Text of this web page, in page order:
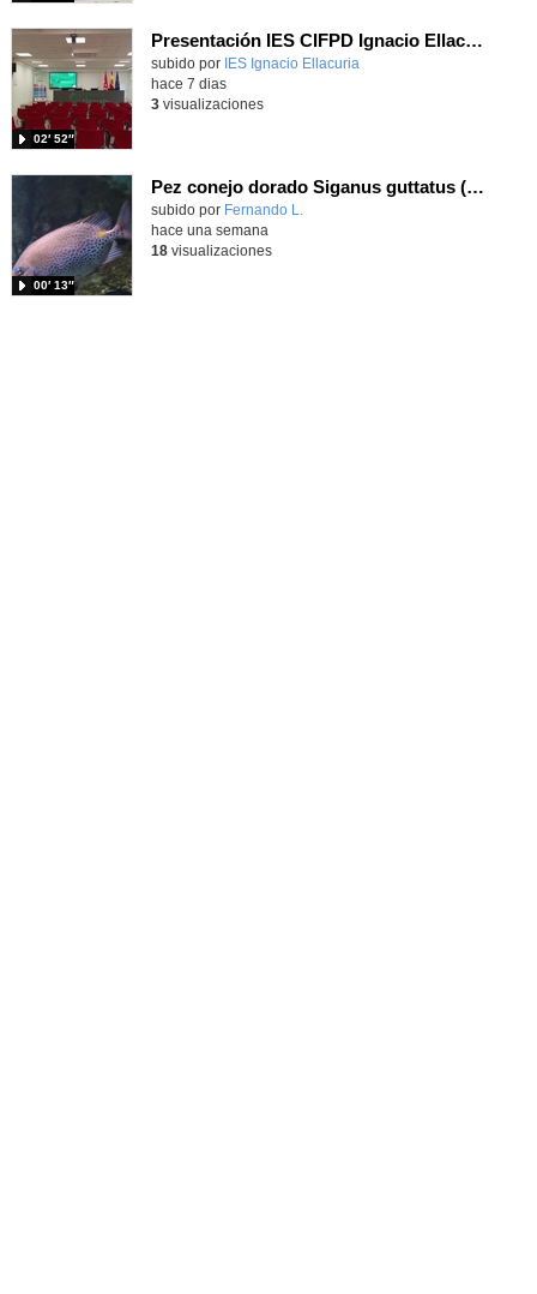
Presentación IES CIFPD Ignacio Ellacuría
Contenido educativo.
subido por IES Ignacio Ellacuria
02′ 52″
hace 7 dias
3visualizaciones
Pez conejo dorado Siganus guttatus (Bloch, 1786)
Contenido educativo.
subido por Fernando L.
00′ 13″
hace una semana
18visualizaciones